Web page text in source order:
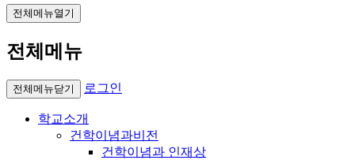
전체메뉴열기
전체메뉴
전체메뉴닫기 로그인
학교소개
건학이념과비전
건학이념과 인재상